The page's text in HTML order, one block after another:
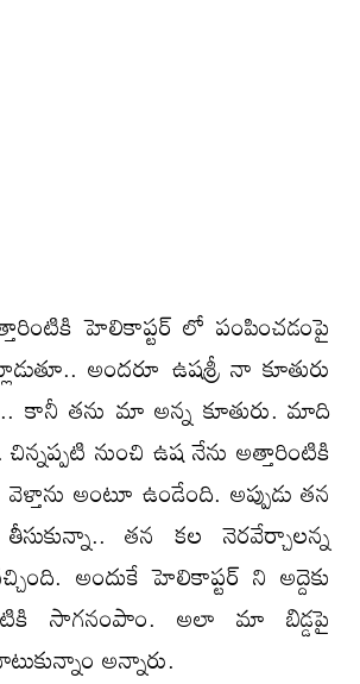
హెలికాప్టర్ లో పంపించడంపై
అందరూ ఉషశ్రీ నా కూతురు
కానీ తను మా అన్న కూతురు. మాది
నుంచి ఉష నేను అత్తారింటికి
అంటూ ఉండేంది. అప్పుడు తన
తన కల నెరవేర్చాలన్న
అందుకే హెలికాప్టర్ ని అద్దెకు
సాగనంపాం. అలా మా బిడ్డపై
అన్నారు.